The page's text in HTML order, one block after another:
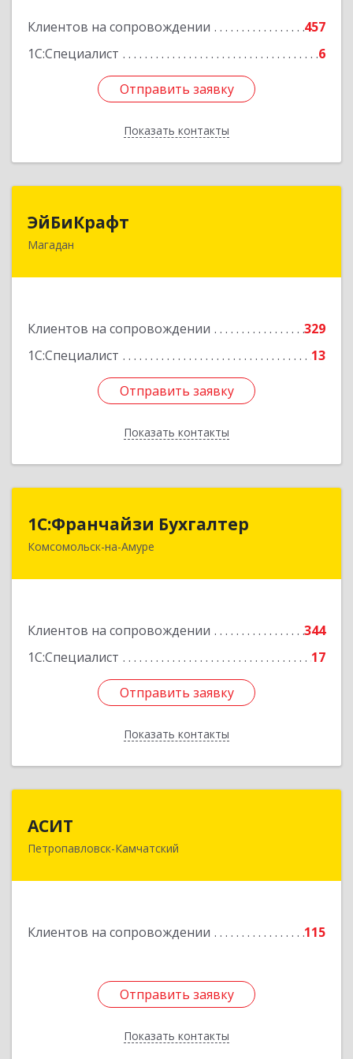
Клиентов на сопровождении
457
1С:Специалист
6
Отправить заявку
Показать контакты
Подробнее
Отправить заявку
Назад
ЭйБиКрафт
Магадан
Клиентов на сопровождении
329
1С:Специалист
13
Отправить заявку
Показать контакты
685000, Магаданская обл, Магадан г, Полярная
Отправить заявку
Назад
1С:Франчайзи Бухгалтер
Комсомольск-на-Амуре
Клиентов на сопровождении
344
1С:Специалист
17
Отправить заявку
Показать контакты
1С:Франчайзи Бухгалтер
681000, Хабаровский край, Комсомольск-на-
Подробнее
Отправить заявку
Назад
АСИТ
Петропавловск-Камчатский
Клиентов на сопровождении 115
Отправить заявку
Показать контакты
683031, Камчатский край, Петропавловск-
Подробнее
Отправить заявку
Назад